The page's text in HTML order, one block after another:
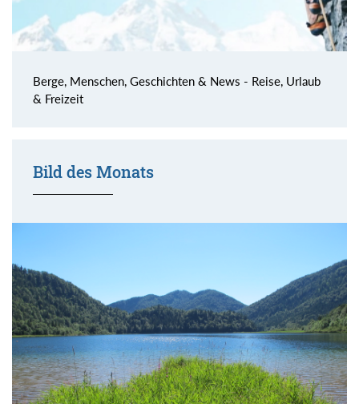
Berge, Menschen, Geschichten & News - Reise, Urlaub
& Freizeit
Bild des Monats